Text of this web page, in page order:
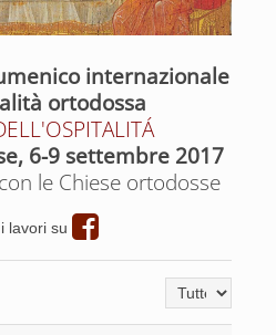
internazionale
ortodossa
6-9 settembre 2017
le Chiese ortodosse
lavori su
Visualizza n.